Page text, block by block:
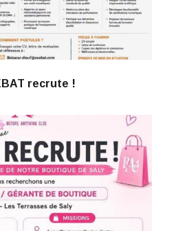
recrute !